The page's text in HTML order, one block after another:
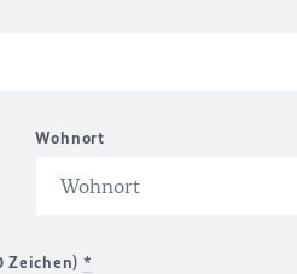
Wohnort
Zeichen) *